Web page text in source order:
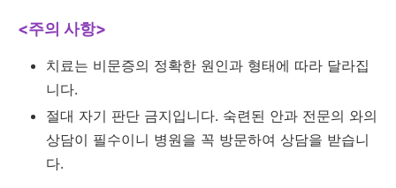
<주의 사항>
치료는 비문증의 정확한 원인과 형태에 따라 달라집
니다.
절대 자기 판단 금지입니다. 숙련된 안과 전문의 와의
상담이 필수이니 병원을 꼭 방문하여 상담을 받습니
다.